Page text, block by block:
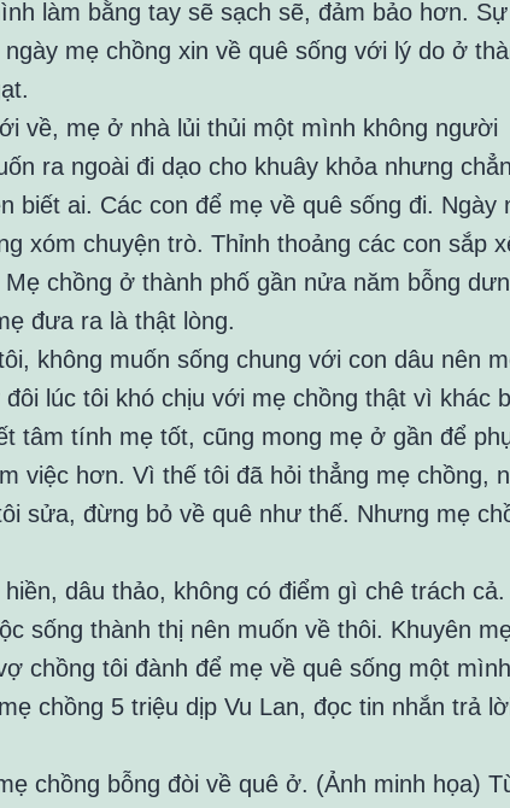
làm bằng tay sẽ sạch sẽ, đảm bảo hơn.
mẹ chồng xin về quê sống với lý do ở
về, mẹ ở nhà lủi thủi một mình không người
ra ngoài đi dạo cho khuây khỏa nhưng
biết ai. Các con để mẹ về quê sống đi. Ngày
xóm chuyện trò. Thỉnh thoảng các con sắp
chồng ở thành phố gần nửa năm bỗng
đưa ra là thật lòng.
không muốn sống chung với con dâu nên
lúc tôi khó chịu với mẹ chồng thật vì khác
tâm tính mẹ tốt, cũng mong mẹ ở gần để
việc hơn. Vì thế tôi đã hỏi thẳng mẹ chồng,
sửa, đừng bỏ về quê như thế. Nhưng mẹ
dâu thảo, không có điểm gì chê trách cả.
sống thành thị nên muốn về thôi. Khuyên
chồng tôi đành để mẹ về quê sống một
chồng bỗng đòi về quê ở. (Ảnh minh họa)